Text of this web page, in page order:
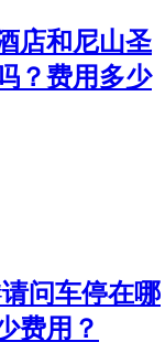
店和尼山圣
？费用多少
问车停在哪
费用？